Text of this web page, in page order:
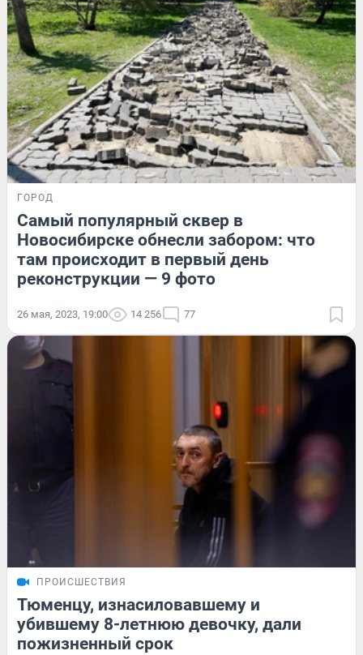
ГОРОД
Самый популярный сквер в
Новосибирске обнесли забором: что
там происходит в первый день
реконструкции — 9 фото
26 мая, 2023, 19:00 14 256 77
ПРОИСШЕСТВИЯ
Тюменцу, изнасиловавшему и
убившему 8-летнюю девочку, дали
пожизненный срок